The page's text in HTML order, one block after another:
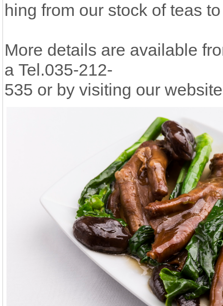
hing from our stock of teas
More details are available
a Tel.035-212-
535 or by visiting our